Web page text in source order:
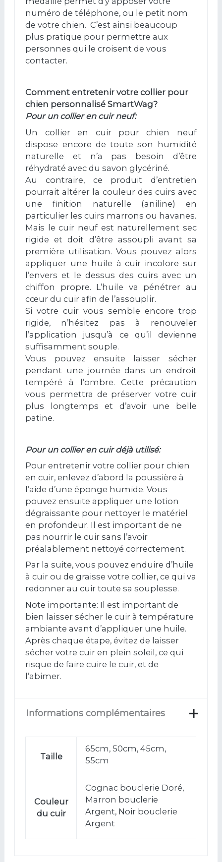
numéro de téléphone, ou le petit nom
de votre chien. C’est ainsi beaucoup
plus pratique pour permettre aux
personnes qui le croisent de vous
contacter.
Comment entretenir votre collier pour
chien personnalisé SmartWag?
Pour un collier en cuir neuf:
Un collier en cuir pour chien neuf
dispose encore de toute son humidité
naturelle et n’a pas besoin d’être
réhydraté avec du savon glycériné.
Au contraire, ce produit d’entretien
pourrait altérer la couleur des cuirs avec
une finition naturelle (aniline) en
particulier les cuirs marrons ou havanes.
Mais le cuir neuf est naturellement sec
rigide et doit d’être assoupli avant sa
première utilisation. Vous pouvez alors
appliquer une huile à cuir incolore sur
l’envers et le dessus des cuirs avec un
chiffon propre. L’huile va pénétrer au
cœur du cuir afin de l’assouplir.
Si votre cuir vous semble encore trop
rigide, n’hésitez pas à renouveler
l’application jusqu’à ce qu’il devienne
suffisamment souple.
Vous pouvez ensuite laisser sécher
pendant une journée dans un endroit
tempéré à l’ombre. Cette précaution
vous permettra de préserver votre cuir
plus longtemps et d’avoir une belle
patine.
Pour un collier en cuir déjà utilisé:
Pour entretenir votre collier pour chien
en cuir, enlevez d’abord la poussière à
l’aide d’une éponge humide. Vous
pouvez ensuite appliquer une lotion
dégraissante pour nettoyer le matériel
en profondeur. Il est important de ne
pas nourrir le cuir sans l’avoir
préalablement nettoyé correctement.
Par la suite, vous pouvez enduire d’huile
à cuir ou de graisse votre collier, ce qui va
redonner au cuir toute sa souplesse.
Note importante: Il est important de
bien laisser sécher le cuir à température
ambiante avant d’appliquer une huile.
Après chaque étape, évitez de laisser
sécher votre cuir en plein soleil, ce qui
risque de faire cuire le cuir, et de
l’abimer.
Informations complémentaires
Taille
65cm, 50cm, 45cm,
55cm
Couleur
du cuir
Cognac bouclerie Doré,
Marron bouclerie
Argent, Noir bouclerie
Argent